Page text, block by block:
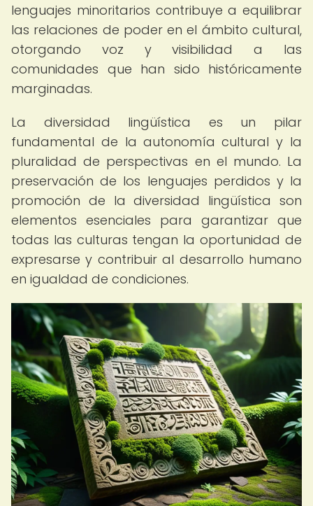
lenguajes minoritarios contribuye a equilibrar
las relaciones de poder en el ámbito cultural,
otorgando voz y visibilidad a las
comunidades que han sido históricamente
marginadas.
La diversidad lingüística es un pilar
fundamental de la autonomía cultural y la
pluralidad de perspectivas en el mundo. La
preservación de los lenguajes perdidos y la
promoción de la diversidad lingüística son
elementos esenciales para garantizar que
todas las culturas tengan la oportunidad de
expresarse y contribuir al desarrollo humano
en igualdad de condiciones.